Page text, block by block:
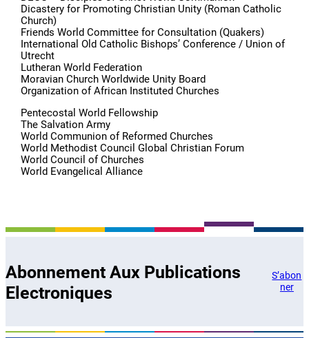
Dicastery for Promoting Christian Unity (Roman Catholic
Church)
Friends World Committee for Consultation (Quakers)
International Old Catholic Bishops’ Conference / Union of
Utrecht
Lutheran World Federation
Moravian Church Worldwide Unity Board
Organization of African Instituted Churches
Pentecostal World Fellowship
The Salvation Army
World Communion of Reformed Churches
World Methodist Council Global Christian Forum
World Council of Churches
World Evangelical Alliance
Abonnement Aux Publications
Electroniques
S’abon
ner